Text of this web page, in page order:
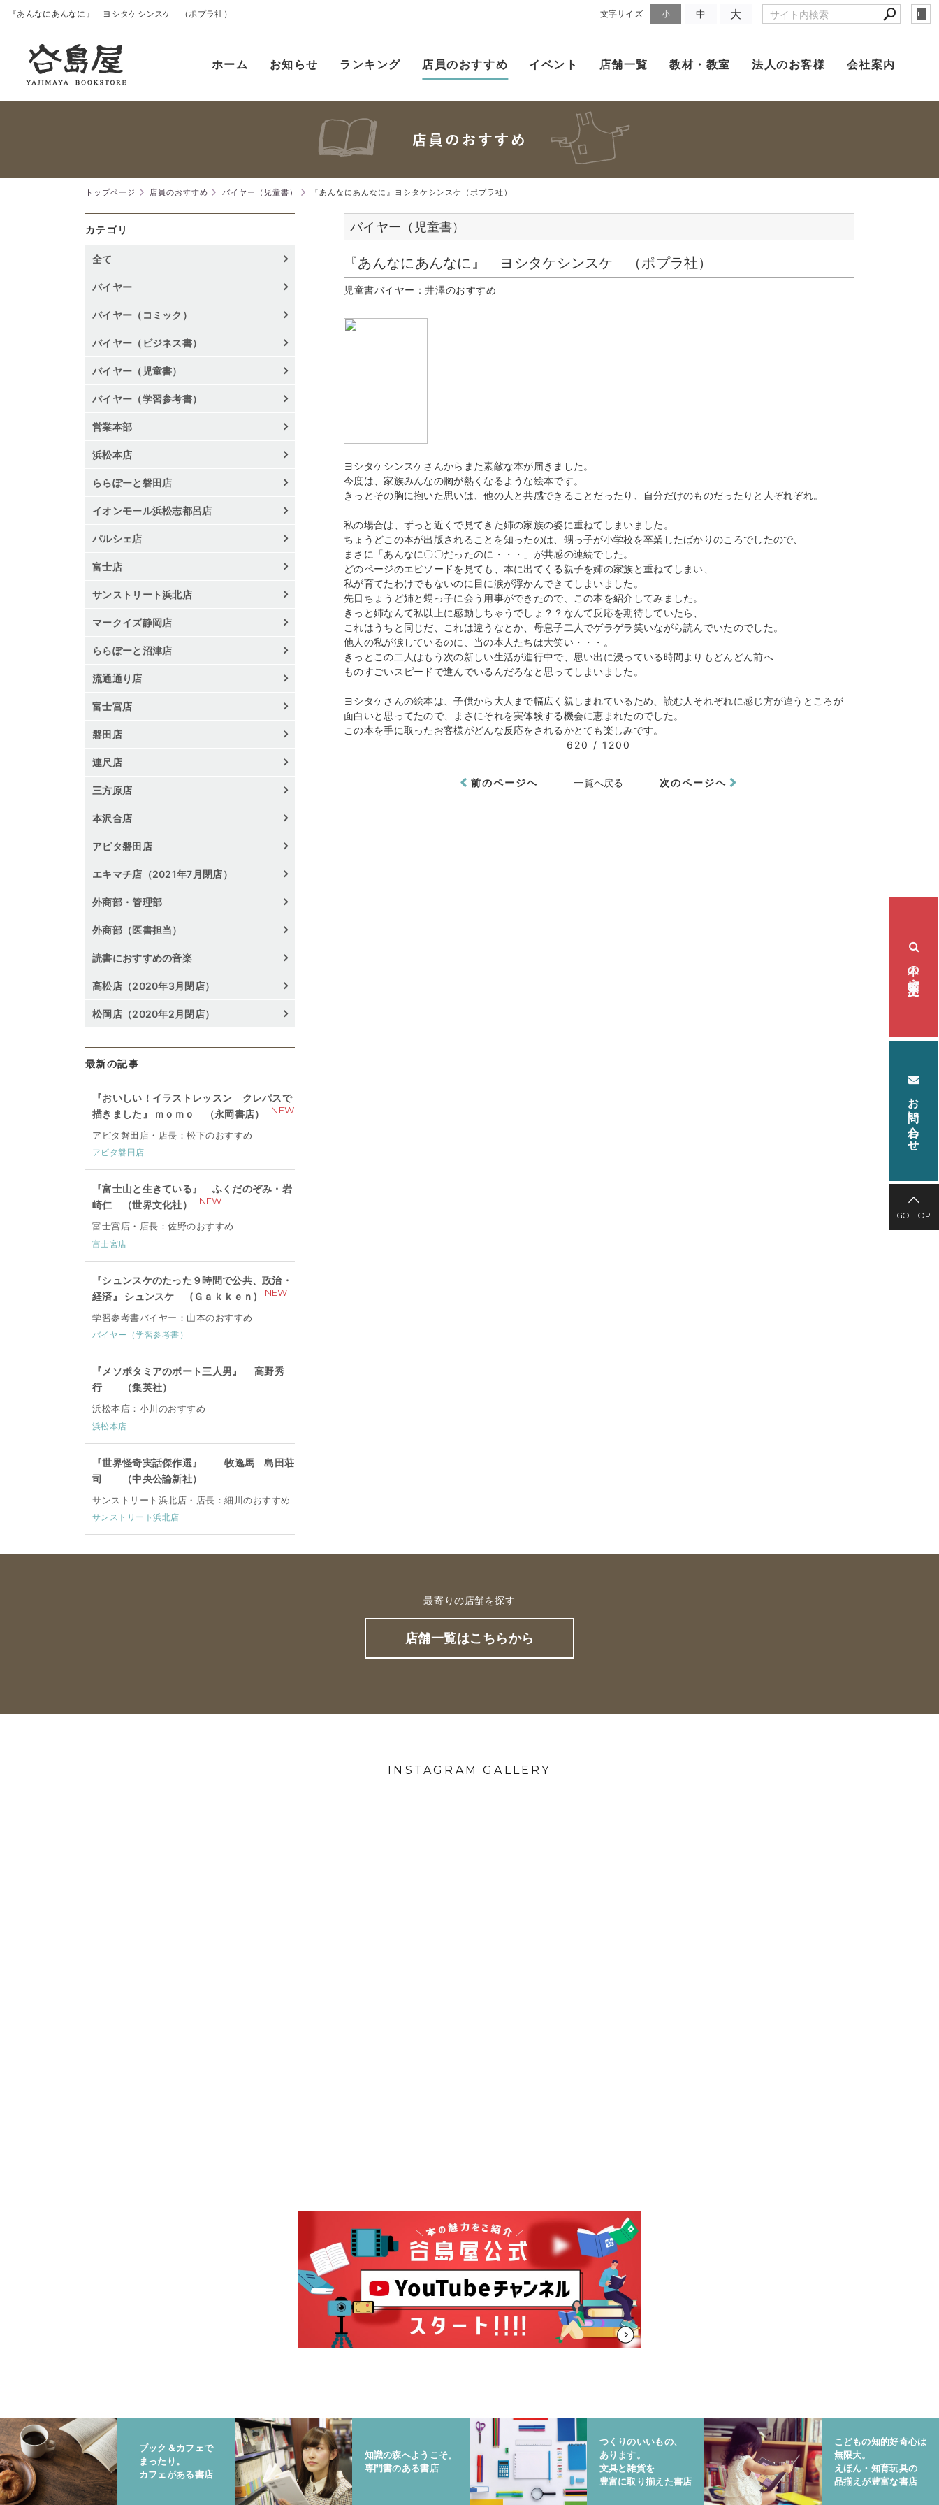
『あんなにあんなに』 ヨシタケシンスケ （ポプラ社） 文字サイズ 小 中 大
本の検索・注文
お問い合わせ
GO TOP
ホーム お知らせ ランキング 店員のおすすめ イベント 店舗一覧 教材・教室 法人のお客様 会社案内
トップページ 店員のおすすめ バイヤー（児童書） 『あんなにあんなに』ヨシタケシンスケ（ポプラ社）
バイヤー（児童書）
『あんなにあんなに』 ヨシタケシンスケ （ポプラ社）
児童書バイヤー：井澤のおすすめ
ヨシタケシンスケさんからまた素敵な本が届きました。
今度は、家族みんなの胸が熱くなるような絵本です。
きっとその胸に抱いた思いは、他の人と共感できることだったり、自分だけのものだったりと人ぞれぞれ。
私の場合は、ずっと近くで見てきた姉の家族の姿に重ねてしまいました。
ちょうどこの本が出版されることを知ったのは、甥っ子が小学校を卒業したばかりのころでしたので、
まさに「あんなに〇〇だったのに・・・」が共感の連続でした。
どのページのエピソードを見ても、本に出てくる親子を姉の家族と重ねてしまい、
私が育てたわけでもないのに目に涙が浮かんできてしまいました。
先日ちょうど姉と甥っ子に会う用事ができたので、この本を紹介してみました。
きっと姉なんて私以上に感動しちゃうでしょ？？なんて反応を期待していたら、
これはうちと同じだ、これは違うなとか、母息子二人でゲラゲラ笑いながら読んでいたのでした。
他人の私が涙しているのに、当の本人たちは大笑い・・・。
きっとこの二人はもう次の新しい生活が進行中で、思い出に浸っている時間よりもどんどん前へ
ものすごいスピードで進んでいるんだろなと思ってしまいました。
ヨシタケさんの絵本は、子供から大人まで幅広く親しまれているため、読む人それぞれに感じ方が違うところが
面白いと思ってたので、まさにそれを実体験する機会に恵まれたのでした。
この本を手に取ったお客様がどんな反応をされるかとても楽しみです。
620 / 1200
前のページヘ 一覧へ戻る 次のページヘ
カテゴリ
全て
バイヤー
バイヤー（コミック）
バイヤー（ビジネス書）
バイヤー（児童書）
バイヤー（学習参考書）
営業本部
浜松本店
ららぽーと磐田店
イオンモール浜松志都呂店
パルシェ店
富士店
サンストリート浜北店
マークイズ静岡店
ららぽーと沼津店
流通通り店
富士宮店
磐田店
連尺店
三方原店
本沢合店
アピタ磐田店
エキマチ店（2021年7月閉店）
外商部・管理部
外商部（医書担当）
読書におすすめの音楽
高松店（2020年3月閉店）
松岡店（2020年2月閉店）
最新の記事
『おいしい！イラストレッスン クレパスで
描きました』 ｍｏｍｏ （永岡書店）
NEW
アピタ磐田店・店長：松下のおすすめ
アピタ磐田店
『富士山と生きている』 ふくだのぞみ・岩
崎仁 （世界文化社）
NEW
富士宮店・店長：佐野のおすすめ
富士宮店
『シュンスケのたった９時間で公共、政治・
経済』 シュンスケ (Ｇａｋｋｅｎ)
NEW
学習参考書バイヤー：山本のおすすめ
バイヤー（学習参考書）
『メソポタミアのボート三人男』 高野秀
行 （集英社）
浜松本店：小川のおすすめ
浜松本店
『世界怪奇実話傑作選』 牧逸馬 島田荘
司 （中央公論新社）
サンストリート浜北店・店長：細川のおすすめ
サンストリート浜北店
最寄りの店舗を探す
店舗一覧はこちらから
INSTAGRAM GALLERY
ブック＆カフェで
まったり。
カフェがある書店
知識の森へようこそ。
専門書のある書店
つくりのいいもの、
あります。
文具と雑貨を
豊富に取り揃えた書店
こどもの知的好奇心は
無限大。
えほん・知育玩具の
品揃えが豊富な書店